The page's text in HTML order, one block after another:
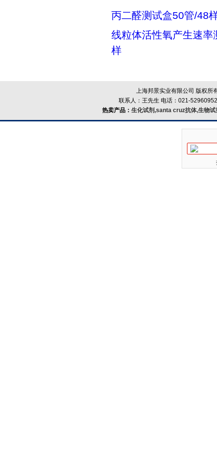
丙二醛测试盒50管/48
线粒体活性氧产生速
样
上海邦景实业有限公司 版权所
联系人：王先生 电话：021-
热卖产品： 生化试剂,santa cruz抗体,生物